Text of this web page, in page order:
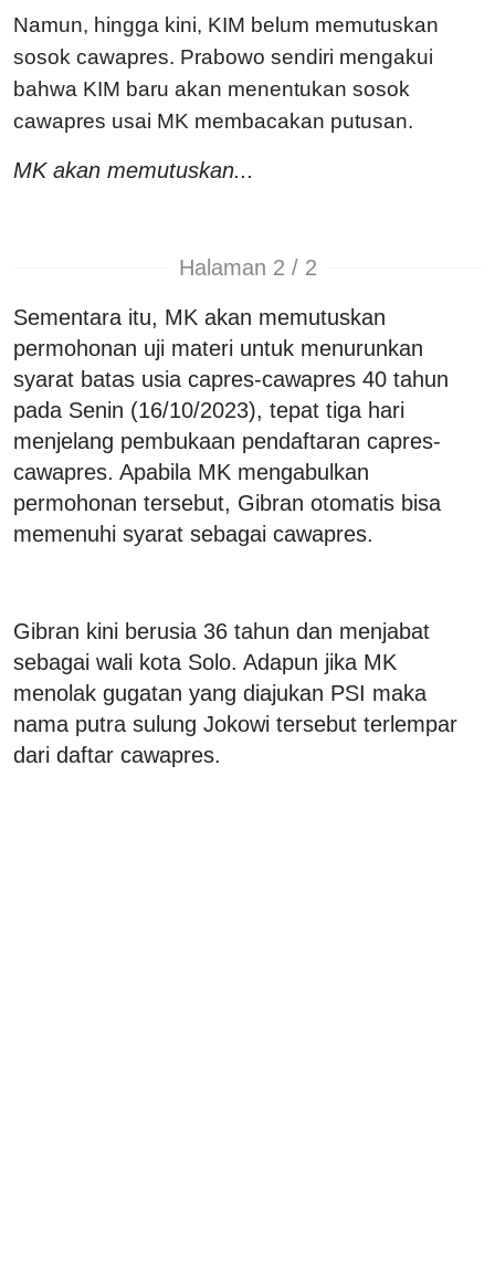
Namun, hingga kini, KIM belum memutuskan
sosok cawapres. Prabowo sendiri mengakui
bahwa KIM baru akan menentukan sosok
cawapres usai MK membacakan putusan.
MK akan memutuskan...
Halaman 2 / 2
Sementara itu, MK akan memutuskan
permohonan uji materi untuk menurunkan
syarat batas usia capres-cawapres 40 tahun
pada Senin (16/10/2023), tepat tiga hari
menjelang pembukaan pendaftaran capres-
cawapres. Apabila MK mengabulkan
permohonan tersebut, Gibran otomatis bisa
memenuhi syarat sebagai cawapres.
Gibran kini berusia 36 tahun dan menjabat
sebagai wali kota Solo. Adapun jika MK
menolak gugatan yang diajukan PSI maka
nama putra sulung Jokowi tersebut terlempar
dari daftar cawapres.